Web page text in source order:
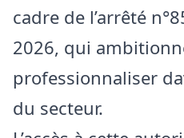
cadre de l’arrêté
2026, qui
professionnaliser
du secteur.